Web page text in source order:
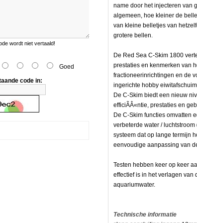
wordt niet vertaald!
Goed
code in:
name door het injecteren van
algemeen, hoe kleiner de
van kleine belletjes van
grotere bellen.
De Red Sea C-Skim 1800
prestaties en kenmerken van
fractioneerinrichtingen en de
ingerichte hobby
De C-Skim biedt een nieuw
efficiÃÂ«ntie, prestaties en
De C-Skim functies omvatten
verbeterde water /
systeem dat op lange termijn
eenvoudige aanpassing van
Testen hebben keer op keer
effectief is in het verlagen van
aquariumwater.
Technische informatie